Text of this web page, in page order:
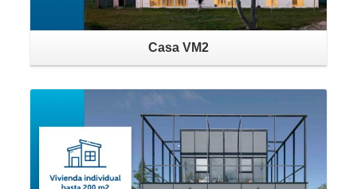
Casa VM2